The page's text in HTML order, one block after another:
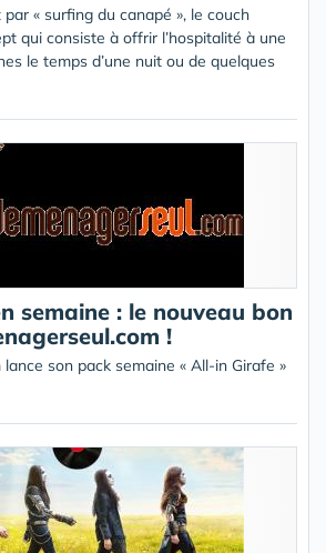
« surfing du canapé », le couch
qui consiste à offrir l’hospitalité à une
le temps d’une nuit ou de quelques
semaine : le nouveau bon
!
son pack semaine « All-in Girafe »